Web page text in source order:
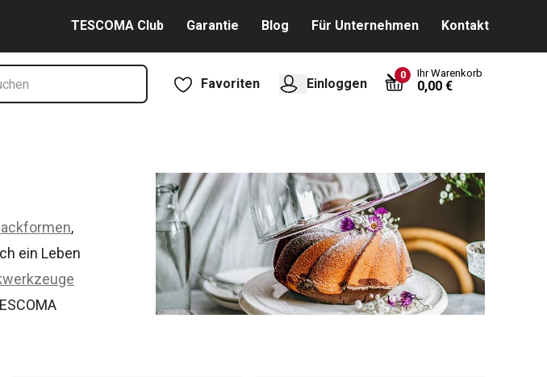
TESCOMA Club Garantie Blog Für Unternehmen Kontakt
Favoriten Einloggen
0 Ihr Warenkorb
0,00 €
,
ein Leben
mit